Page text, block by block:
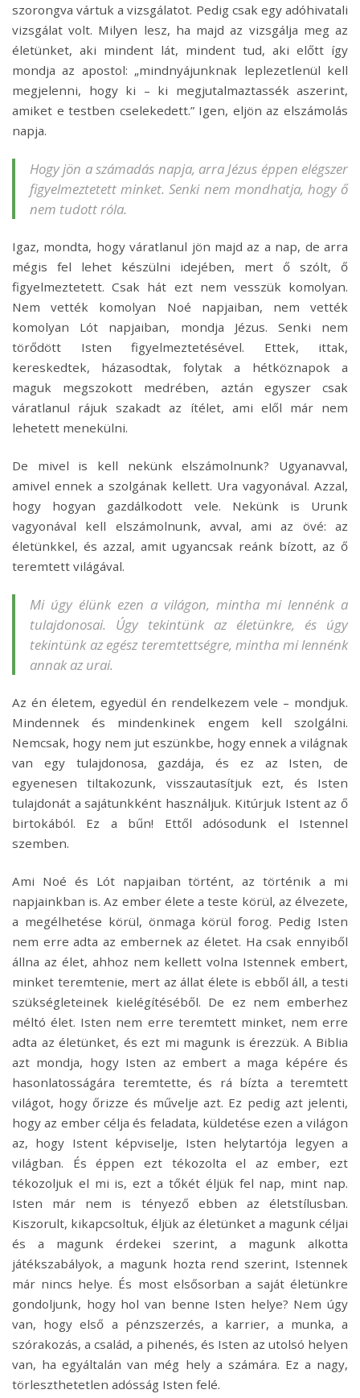
szorongva vártuk a vizsgálatot. Pedig csak egy adóhivatali
vizsgálat volt. Milyen lesz, ha majd az vizsgálja meg az
életünket, aki mindent lát, mindent tud, aki előtt így
mondja az apostol: „mindnyájunknak leplezetlenül kell
megjelenni, hogy ki – ki megjutalmaztassék aszerint,
amiket e testben cselekedett.” Igen, eljön az elszámolás
napja.
Hogy jön a számadás napja, arra Jézus éppen elégszer
figyelmeztetett minket. Senki nem mondhatja, hogy ő
nem tudott róla.
Igaz, mondta, hogy váratlanul jön majd az a nap, de arra
mégis fel lehet készülni idejében, mert ő szólt, ő
figyelmeztetett. Csak hát ezt nem vesszük komolyan.
Nem vették komolyan Noé napjaiban, nem vették
komolyan Lót napjaiban, mondja Jézus. Senki nem
törődött Isten figyelmeztetésével. Ettek, ittak,
kereskedtek, házasodtak, folytak a hétköznapok a
maguk megszokott medrében, aztán egyszer csak
váratlanul rájuk szakadt az ítélet, ami elől már nem
lehetett menekülni.
De mivel is kell nekünk elszámolnunk? Ugyanavval,
amivel ennek a szolgának kellett. Ura vagyonával. Azzal,
hogy hogyan gazdálkodott vele. Nekünk is Urunk
vagyonával kell elszámolnunk, avval, ami az övé: az
életünkkel, és azzal, amit ugyancsak reánk bízott, az ő
teremtett világával.
Mi úgy élünk ezen a világon, mintha mi lennénk a
tulajdonosai. Úgy tekintünk az életünkre, és úgy
tekintünk az egész teremtettségre, mintha mi lennénk
annak az urai.
Az én életem, egyedül én rendelkezem vele – mondjuk.
Mindennek és mindenkinek engem kell szolgálni.
Nemcsak, hogy nem jut eszünkbe, hogy ennek a világnak
van egy tulajdonosa, gazdája, és ez az Isten, de
egyenesen tiltakozunk, visszautasítjuk ezt, és Isten
tulajdonát a sajátunkként használjuk. Kitúrjuk Istent az ő
birtokából. Ez a bűn! Ettől adósodunk el Istennel
szemben.
Ami Noé és Lót napjaiban történt, az történik a mi
napjainkban is. Az ember élete a teste körül, az élvezete,
a megélhetése körül, önmaga körül forog. Pedig Isten
nem erre adta az embernek az életet. Ha csak ennyiből
állna az élet, ahhoz nem kellett volna Istennek embert,
minket teremtenie, mert az állat élete is ebből áll, a testi
szükségleteinek kielégítéséből. De ez nem emberhez
méltó élet. Isten nem erre teremtett minket, nem erre
adta az életünket, és ezt mi magunk is érezzük. A Biblia
azt mondja, hogy Isten az embert a maga képére és
hasonlatosságára teremtette, és rá bízta a teremtett
világot, hogy őrizze és művelje azt. Ez pedig azt jelenti,
hogy az ember célja és feladata, küldetése ezen a világon
az, hogy Istent képviselje, Isten helytartója legyen a
világban. És éppen ezt tékozolta el az ember, ezt
tékozoljuk el mi is, ezt a tőkét éljük fel nap, mint nap.
Isten már nem is tényező ebben az életstílusban.
Kiszorult, kikapcsoltuk, éljük az életünket a magunk céljai
és a magunk érdekei szerint, a magunk alkotta
játékszabályok, a magunk hozta rend szerint, Istennek
már nincs helye. És most elsősorban a saját életünkre
gondoljunk, hogy hol van benne Isten helye? Nem úgy
van, hogy első a pénzszerzés, a karrier, a munka, a
szórakozás, a család, a pihenés, és Isten az utolsó helyen
van, ha egyáltalán van még hely a számára. Ez a nagy,
törleszthetetlen adósság Isten felé.